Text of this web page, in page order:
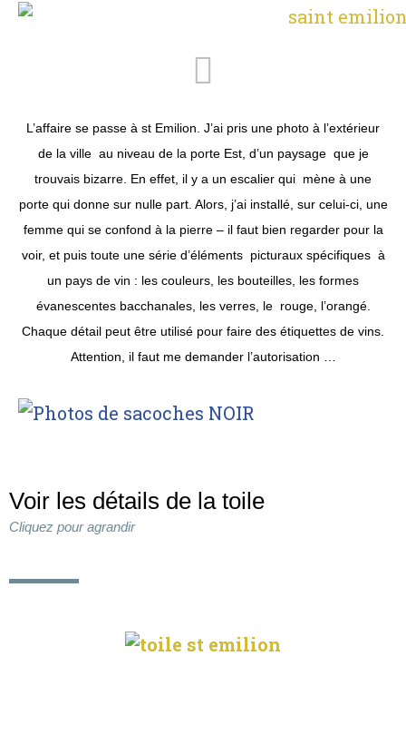
L’affaire se passe à st Emilion. J’ai pris une photo à l’extérieur
de la ville au niveau de la porte Est, d’un paysage que je
trouvais bizarre. En effet, il y a un escalier qui mène à une
porte qui donne sur nulle part. Alors, j’ai installé, sur celui-ci, une
femme qui se confond à la pierre – il faut bien regarder pour la
voir, et puis toute une série d’éléments picturaux spécifiques à
un pays de vin : les couleurs, les bouteilles, les formes
évanescentes bacchanales, les verres, le rouge, l’orangé.
Chaque détail peut être utilisé pour faire des étiquettes de vins.
Attention, il faut me demander l’autorisation …
Voir les détails de la toile
Cliquez pour agrandir